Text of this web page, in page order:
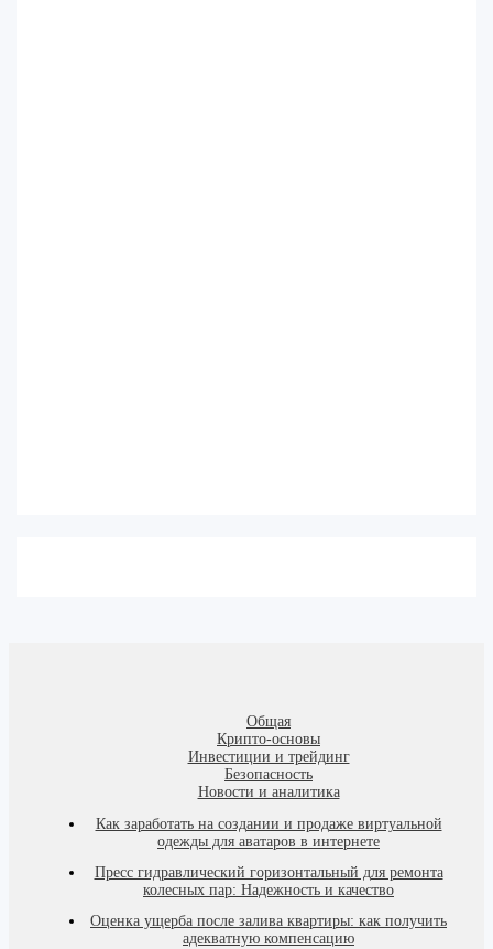
Общая
Крипто-основы
Инвестиции и трейдинг
Безопасность
Новости и аналитика
Как заработать на создании и продаже виртуальной
одежды для аватаров в интернете
Пресс гидравлический горизонтальный для ремонта
колесных пар: Надежность и качество
Оценка ущерба после залива квартиры: как получить
адекватную компенсацию